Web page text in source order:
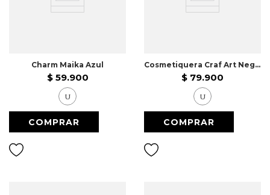
Charm Maika Azul
$ 59.900
U
Cosmetiquera Craf Art Negro
$ 79.900
U